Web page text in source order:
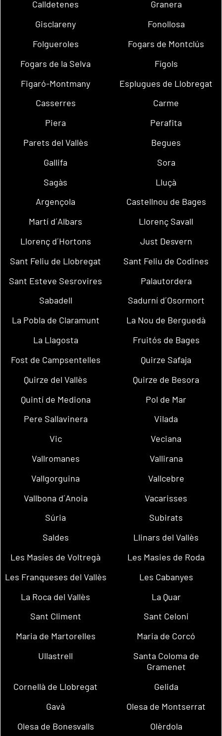
Calldetenes
Granera
Gisclareny
Fonollosa
Folgueroles
Fogars de Montclús
Fogars de la Selva
Fígols
Figaró-Montmany
Esplugues de Llobregat
Casserres
Carme
Piera
Perafita
Parets del Vallès
Begues
Gallifa
Sora
Sagàs
Lluçà
Argençola
Castellnou de Bages
Martí d´Albars
Llorenç Savall
Llorenç d´Hortons
Just Desvern
Sant Feliu de Llobregat
Sant Feliu de Codines
Sant Esteve Sesrovires
Palautordera
Sabadell
Sadurní d´Osormort
La Pobla de Claramunt
La Nou de Berguedà
La Llagosta
Fruitós de Bages
Fost de Campsentelles
Quirze Safaja
Quirze del Vallès
Quirze de Besora
Quintí de Mediona
Pol de Mar
Pere Sallavinera
Vilada
Vic
Veciana
Vallromanes
Vallirana
Vallgorguina
Vallcebre
Vallbona d´Anoia
Vacarisses
Súria
Subirats
Saldes
Llinars del Vallès
Les Masíes de Voltregà
Les Masies de Roda
Les Franqueses del Vallès
Les Cabanyes
La Roca del Vallès
La Quar
Sant Climent
Sant Celoni
Maria de Martorelles
Maria de Corcó
Ullastrell
Santa Coloma de
Gramenet
Cornellà de Llobregat
Gelida
Gavà
Olesa de Montserrat
Olesa de Bonesvalls
Olèrdola